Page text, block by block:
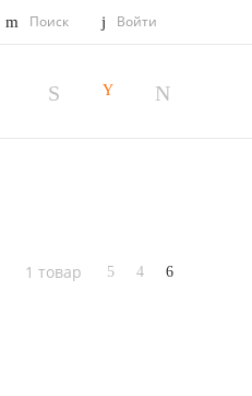
Поиск Войти
1 товар